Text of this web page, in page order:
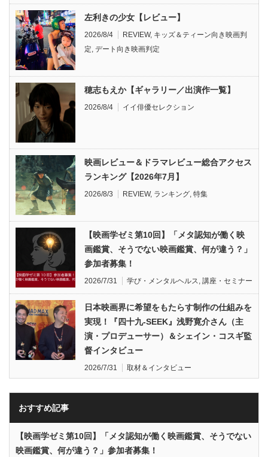
左利きの少女【レビュー】
2026/8/4 REVIEW, キッズ＆ティーン向き映画判
定 デート向き映画判定
穂志もえか【ギャラリー／出演作一覧】
2026/8/4 イイ俳優セレクション
映画レビュー＆ドラマレビュー総合アクセス
ランキング【2026年7月】
2026/8/3 REVIEW, ランキング 特集
【映画学ゼミ第10回】「メタ認知が働く映
画鑑賞、そうでない映画鑑賞、何が違う？」
参加者募集！
2026/7/31 学び・メンタルヘルス 講座・セミナー
日本映画界に希望をもたらす制作の仕組みを
実現！『四十九-SEEK』浅野寛介さん（主
演・プロデューサー）＆シェイン・コスギ監
督インタビュー
2026/7/31 取材＆インタビュー
おすすめ記事
【映画学ゼミ第10回】「メタ認知が働く映画鑑賞、そうでない
映画鑑賞、何が違う？」参加者募集！